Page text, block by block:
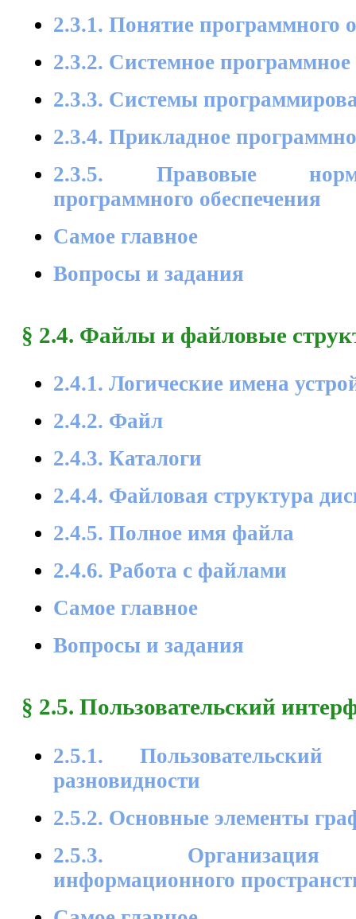
2.3.1. Понятие программного
2.3.2. Системное программное
2.3.3. Системы
2.3.4. Прикладное
2.3.5. Правовые
программного обеспечения
Самое главное
Вопросы и задания
§ 2.4. Файлы и файловые
2.4.1. Логические имена
2.4.2. Файл
2.4.3. Каталоги
2.4.4. Файловая структура
2.4.5. Полное имя файла
2.4.6. Работа с файлами
Самое главное
Вопросы и задания
§ 2.5. Пользовательский
2.5.1.
разновидности
2.5.2. Основные элементы
2.5.3. Организация
информационного